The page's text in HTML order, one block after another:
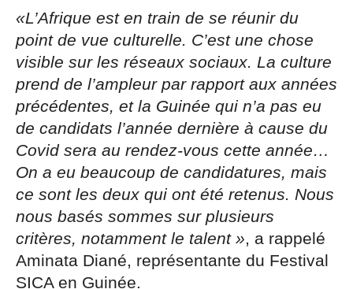
«L’Afrique est en train de se réunir du
point de vue culturelle. C’est une chose
visible sur les réseaux sociaux. La culture
prend de l’ampleur par rapport aux années
précédentes, et la Guinée qui n’a pas eu
de candidats l’année dernière à cause du
Covid sera au rendez-vous cette année…
On a eu beaucoup de candidatures, mais
ce sont les deux qui ont été retenus. Nous
nous basés sommes sur plusieurs
critères, notamment le talent », a rappelé
Aminata Diané, représentante du Festival
SICA en Guinée.